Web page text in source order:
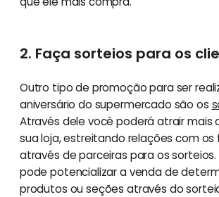
2. Faça sorteios para os
Outro tipo de promoção para ser
aniversário do supermercado são os
Através dele você poderá atrair mais
sua loja, estreitando relações com os
através de parceiras para os sorteios.
pode potencializar a venda de
produtos ou seções através do